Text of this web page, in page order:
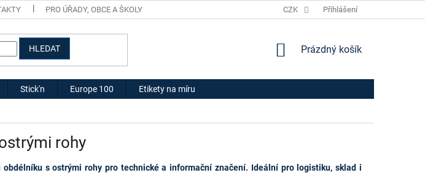
PRO ÚŘADY, OBCE A ŠKOLY HODNOCENÍ OBCHODU
CZK Přihlášení
HLEDAT
NÁKUPNÍ
Prázdný košík
Stick'n Europe 100 Etikety na míru
rohy
s ostrými rohy pro technické a informační značení. Ideální pro logistiku, sklad i